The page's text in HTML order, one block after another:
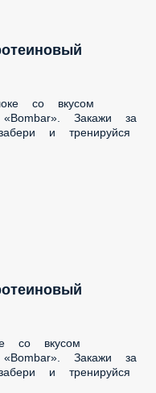
вкусом малинового
за 15 минут до
малинового
за 15 минут до
все 100!